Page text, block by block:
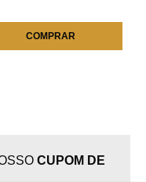
COMPRAR
CUPOM DE